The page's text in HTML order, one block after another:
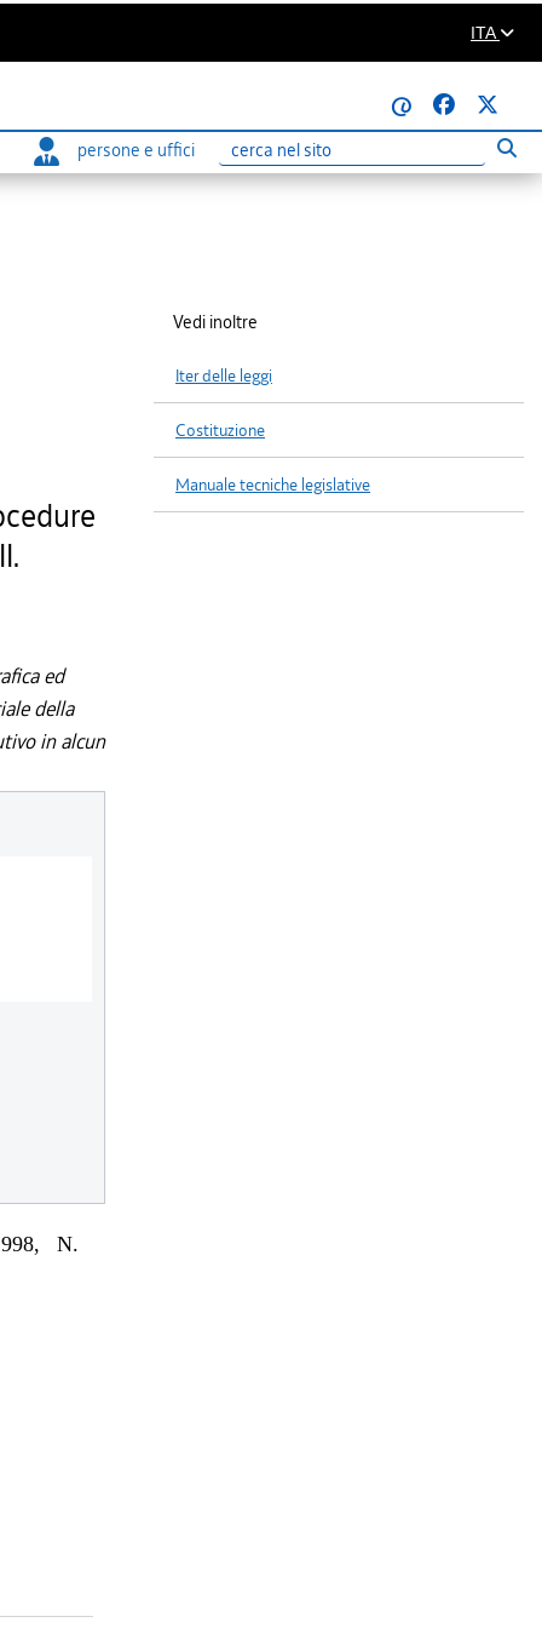
ITA
@
persone e uffici
Ricerca
ed
della
in alcun
N.
Vedi inoltre
Iter delle leggi
Costituzione
Manuale tecniche legislative